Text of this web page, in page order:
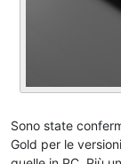
Sono state
Gold per le